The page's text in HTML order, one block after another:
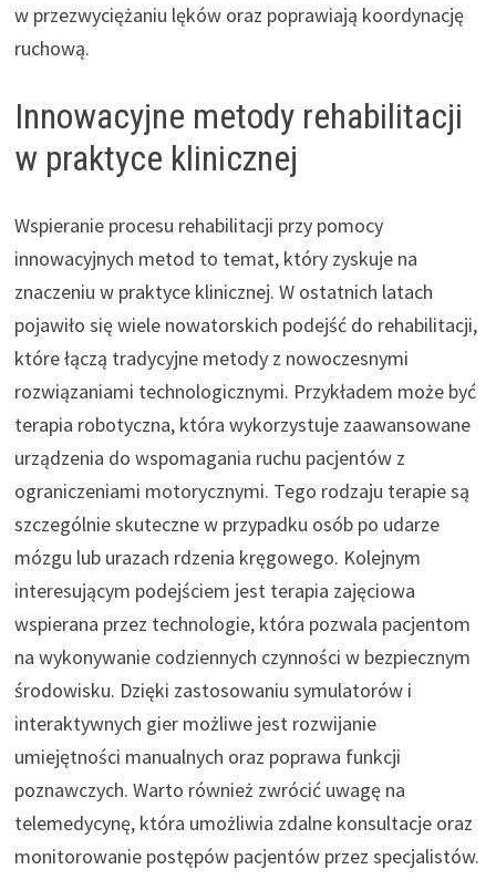
w przezwyciężaniu lęków oraz poprawiają koordynację
ruchową.
Innowacyjne metody rehabilitacji
w praktyce klinicznej
Wspieranie procesu rehabilitacji przy pomocy
innowacyjnych metod to temat, który zyskuje na
znaczeniu w praktyce klinicznej. W ostatnich latach
pojawiło się wiele nowatorskich podejść do rehabilitacji,
które łączą tradycyjne metody z nowoczesnymi
rozwiązaniami technologicznymi. Przykładem może być
terapia robotyczna, która wykorzystuje zaawansowane
urządzenia do wspomagania ruchu pacjentów z
ograniczeniami motorycznymi. Tego rodzaju terapie są
szczególnie skuteczne w przypadku osób po udarze
mózgu lub urazach rdzenia kręgowego. Kolejnym
interesującym podejściem jest terapia zajęciowa
wspierana przez technologie, która pozwala pacjentom
na wykonywanie codziennych czynności w bezpiecznym
środowisku. Dzięki zastosowaniu symulatorów i
interaktywnych gier możliwe jest rozwijanie
umiejętności manualnych oraz poprawa funkcji
poznawczych. Warto również zwrócić uwagę na
telemedycynę, która umożliwia zdalne konsultacje oraz
monitorowanie postępów pacjentów przez specjalistów.